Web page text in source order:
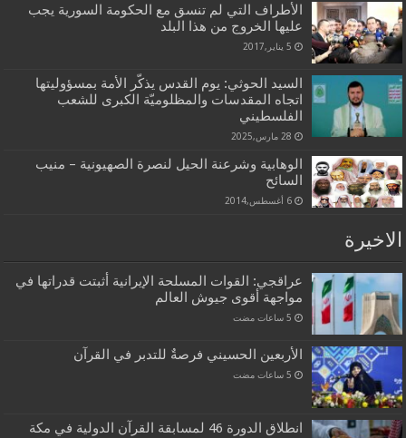
الأطراف التي لم تنسق مع الحكومة السورية يجب
عليها الخروج من هذا البلد
5 يناير,2017
السيد الحوثي: يوم القدس يذكّر الأمة بمسؤوليتها
اتجاه المقدسات والمظلوميّة الكبرى للشعب
الفلسطيني
28 مارس,2025
الوهابية وشرعنة الحيل لنصرة الصهيونية – منيب
السائح
6 أغسطس,2014
الاخيرة
عراقجي: القوات المسلحة الإيرانية أثبتت قدراتها في
مواجهة أقوى جيوش العالم
الأربعين الحسيني فرصةٌ للتدبر في القرآن
انطلاق الدورة 46 لمسابقة القرآن الدولية في مكة